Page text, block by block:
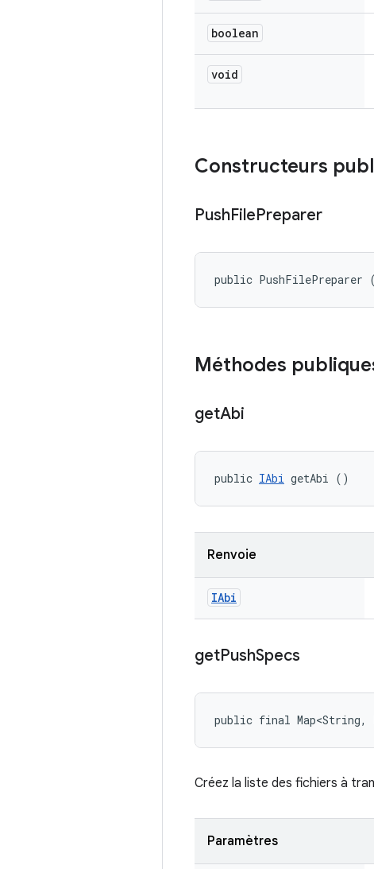
boolean
void
Constructeurs
PushFilePreparer
public PushFilePreparer
Méthodes
getAbi
public IAbi getAbi ()
Renvoie
IAbi
getPushSpecs
public final Map<String,
Créez la liste des fichiers à
Paramètres